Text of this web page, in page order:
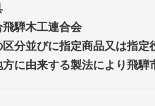
騨木工連合会
区分並びに指定商品又は指定
に由来する製法により飛騨